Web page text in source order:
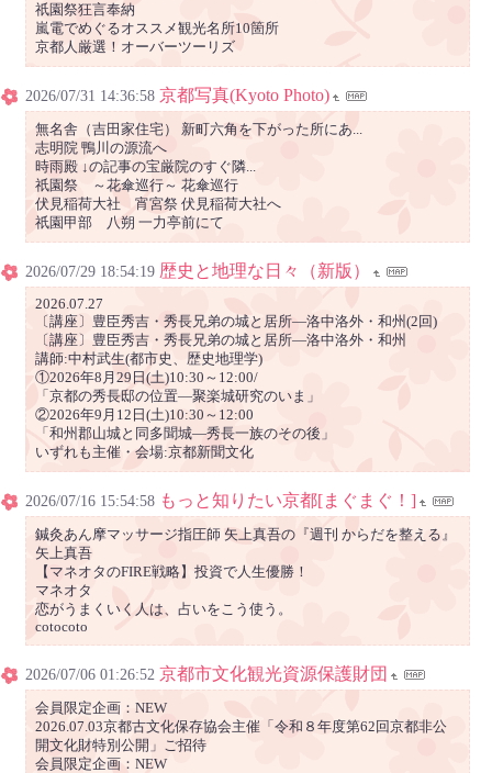
祇園祭狂言奉納
嵐電でめぐるオススメ観光名所10箇所
京都人厳選！オーバーツーリズ
2026/07/31 14:36:58 京都写真(Kyoto Photo)
無名舎（吉田家住宅） 新町六角を下がった所にあ...
志明院 鴨川の源流へ
時雨殿 ↓の記事の宝厳院のすぐ隣...
祇園祭 ～花傘巡行～ 花傘巡行
伏見稲荷大社 宵宮祭 伏見稲荷大社へ
祇園甲部 八朔 一力亭前にて
2026/07/29 18:54:19 歴史と地理な日々（新版）
2026.07.27
〔講座〕豊臣秀吉・秀長兄弟の城と居所―洛中洛外・和州(2回)
〔講座〕豊臣秀吉・秀長兄弟の城と居所―洛中洛外・和州
講師:中村武生(都市史、歴史地理学)
①2026年8月29日(土)10:30～12:00/
「京都の秀長邸の位置―聚楽城研究のいま」
②2026年9月12日(土)10:30～12:00
「和州郡山城と同多聞城―秀長一族のその後」
いずれも主催・会場:京都新聞文化
2026/07/16 15:54:58 もっと知りたい京都[まぐまぐ！]
鍼灸あん摩マッサージ指圧師 矢上真吾の『週刊 からだを整える』
矢上真吾
【マネオタのFIRE戦略】投資で人生優勝！
マネオタ
恋がうまくいく人は、占いをこう使う。
cotocoto
2026/07/06 01:26:52 京都市文化観光資源保護財団
会員限定企画：NEW
2026.07.03京都古文化保存協会主催「令和８年度第62回京都非公
開文化財特別公開」ご招待
会員限定企画：NEW